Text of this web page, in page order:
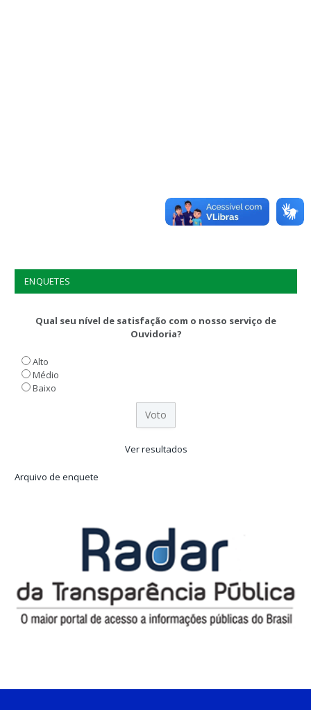
ENQUETES
Qual seu nível de satisfação com o nosso serviço de
Ouvidoria?
Alto
Médio
Baixo
Ver resultados
Arquivo de enquete